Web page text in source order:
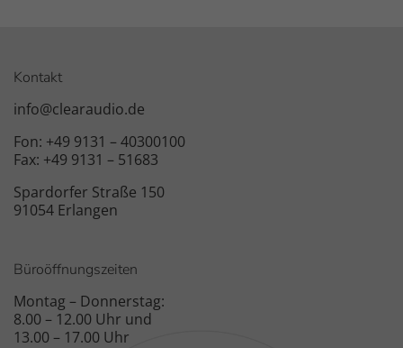
Kontakt
info@clearaudio.de
Fon: +49 9131 – 40300100
Fax: +49 9131 – 51683
Spardorfer Straße 150
91054 Erlangen
Büroöffnungszeiten
Montag – Donnerstag:
8.00 – 12.00 Uhr und
13.00 – 17.00 Uhr